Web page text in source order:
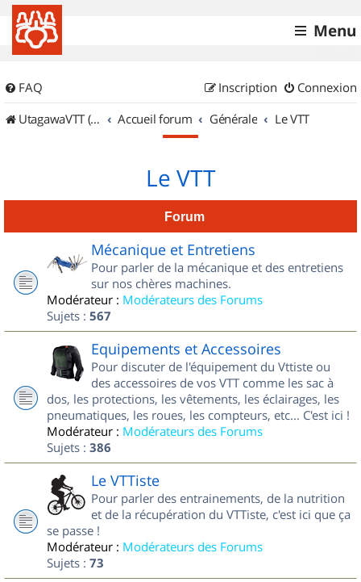
Menu
FAQ Connexion
Inscription
UtagawaVTT (Randos VTT et VTTAE avec traces GPS)
Accueil forum Générale Le VTT
Le VTT
Forum
Mécanique et Entretiens
Pour parler de la mécanique et des entretiens
sur nos chères machines.
Modérateur : Modérateurs des Forums
Sujets : 567
Equipements et Accessoires
Pour discuter de l'équipement du Vttiste ou
des accessoires de vos VTT comme les sac à
dos, les protections, les vêtements, les éclairages, les
pneumatiques, les roues, les compteurs, etc... C'est ici !
Modérateur : Modérateurs des Forums
Sujets : 386
Le VTTiste
Pour parler des entrainements, de la nutrition
et de la récupération du VTTiste, c'est ici que ça
se passe !
Modérateur : Modérateurs des Forums
Sujets : 73